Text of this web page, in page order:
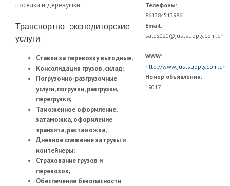
поселки и деревушки.
Транспортно-экспедиторские
услуги:
Ставки за перевозку выгодные;
Консолидация грузов, склад;
Погрузочно-разгрузочные
услуги, погрузки, разгрузки,
перегрузки;
Таможенное оформление,
затаможка, оформление
транзита, растаможка;
Дневное слежение за грузы и
контейнеры;
Страхование грузов и
перевозок;
Обеспечение безопасности
Телефоны:
8613845139861
Email:
sales020@justsupply.com.cn
WWW:
http://www.justsupply.com.cn
Номер объявления:
19017